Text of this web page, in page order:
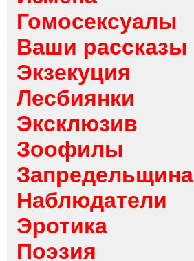
Гомосексуалы
Ваши рассказы
Экзекуция
Лесбиянки
Эксклюзив
Зоофилы
Запредельщина
Наблюдатели
Эротика
Поэзия